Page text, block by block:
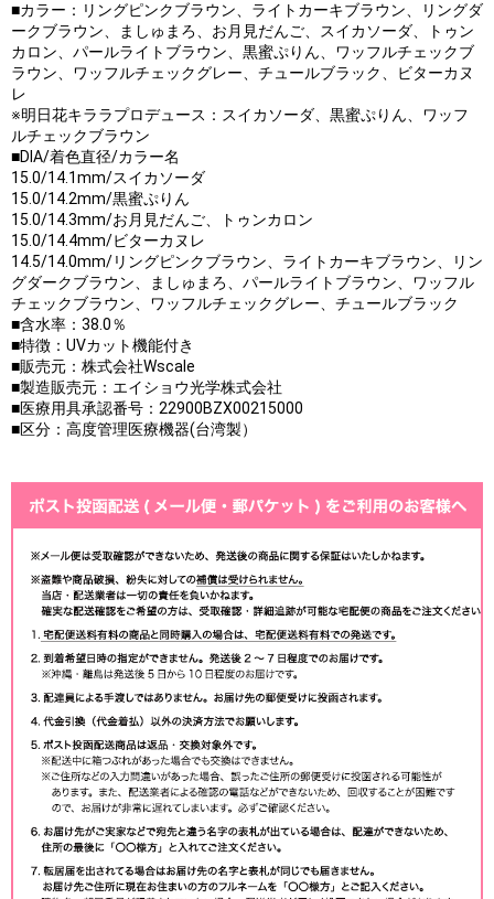
■カラー：リングピンクブラウン、ライトカーキブラウン、リングダ
ークブラウン、ましゅまろ、お月見だんご、スイカソーダ、トゥン
カロン、パールライトブラウン、黒蜜ぷりん、ワッフルチェックブ
ラウン、ワッフルチェックグレー、チュールブラック、ビターカヌ
レ
※明日花キララプロデュース：スイカソーダ、黒蜜ぷりん、ワッフ
ルチェックブラウン
■DIA/着色直径/カラー名
15.0/14.1mm/スイカソーダ
15.0/14.2mm/黒蜜ぷりん
15.0/14.3mm/お月見だんご、トゥンカロン
15.0/14.4mm/ビターカヌレ
14.5/14.0mm/リングピンクブラウン、ライトカーキブラウン、リン
グダークブラウン、ましゅまろ、パールライトブラウン、ワッフル
チェックブラウン、ワッフルチェックグレー、チュールブラック
■含水率：38.0％
■特徴：UVカット機能付き
■販売元：株式会社Wscale
■製造販売元：エイショウ光学株式会社
■医療用具承認番号：22900BZX00215000
■区分：高度管理医療機器(台湾製）